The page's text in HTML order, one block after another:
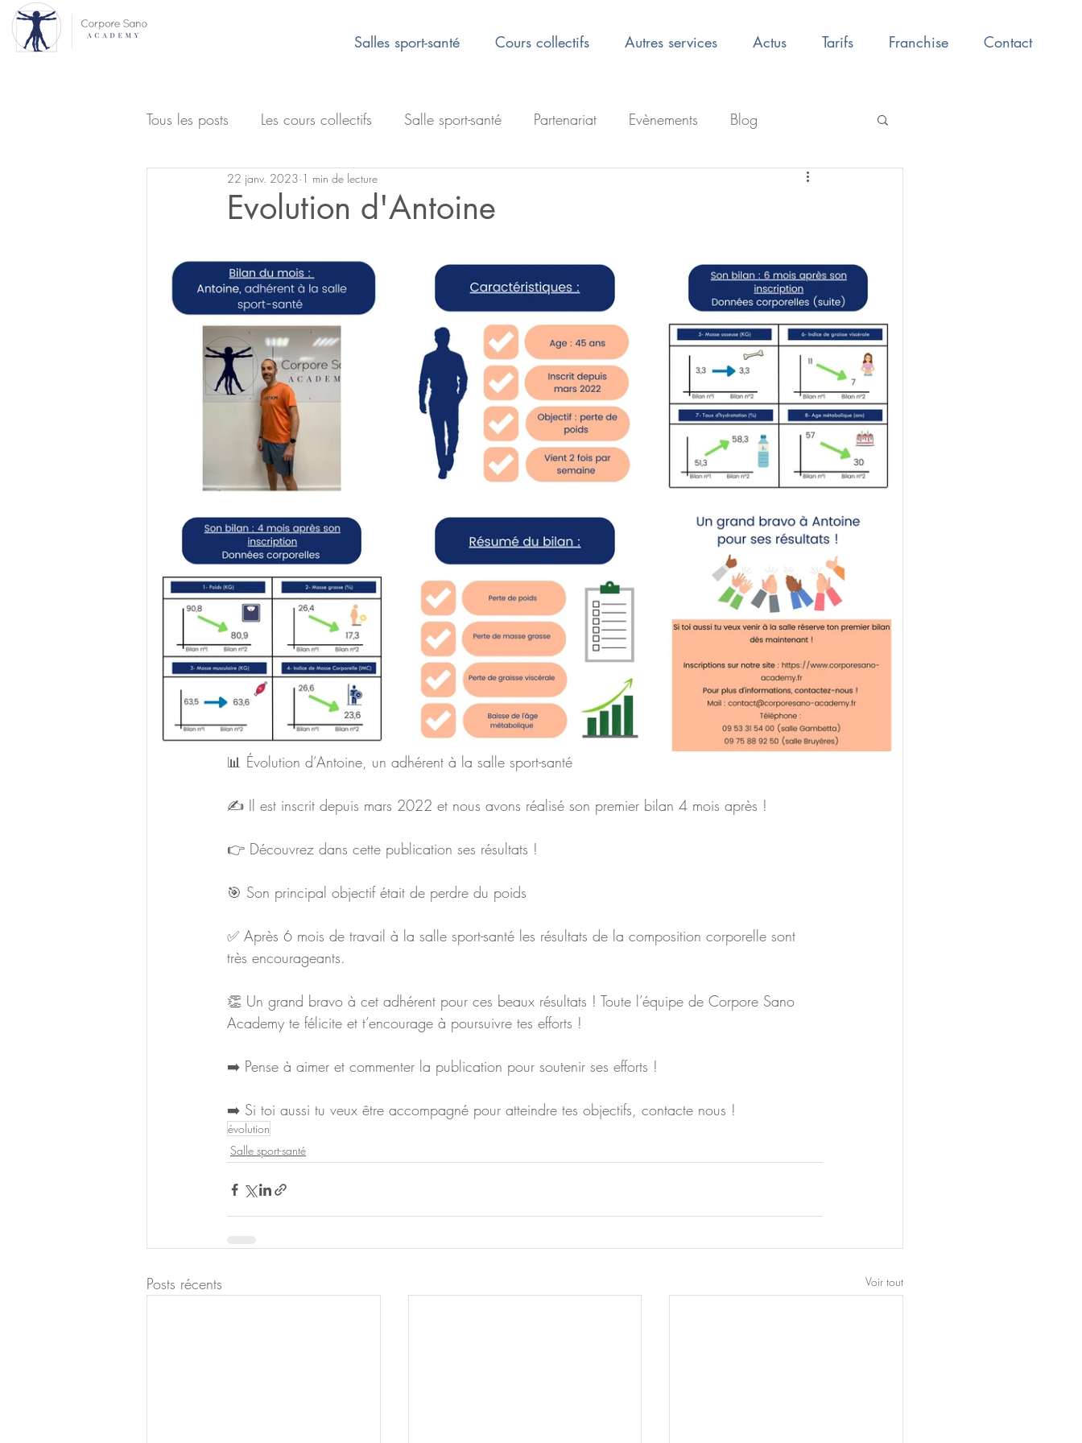
Salles sport-santé Cours collectifs Autres services Actus Tarifs Franchise Contact
Tous les posts Les cours collectifs Salle sport-santé Partenariat Evènements Blog
Evolution d'Antoine
22 janv. 2023 1 min de lecture
📊 Évolution d’Antoine, un adhérent à la salle sport-santé
✍️ Il est inscrit depuis mars 2022 et nous avons réalisé son premier bilan 4 mois après !
👉 Découvrez dans cette publication ses résultats !
🎯 Son principal objectif était de perdre du poids
✅ Après 6 mois de travail à la salle sport-santé les résultats de la composition corporelle sont
très encourageants.
👏 Un grand bravo à cet adhérent pour ces beaux résultats ! Toute l’équipe de Corpore Sano
Academy te félicite et t’encourage à poursuivre tes efforts !
➡️ Pense à aimer et commenter la publication pour soutenir ses efforts !
➡️ Si toi aussi tu veux être accompagné pour atteindre tes objectifs, contacte nous !
évolution
Salle sport-santé
Posts récents Voir tout